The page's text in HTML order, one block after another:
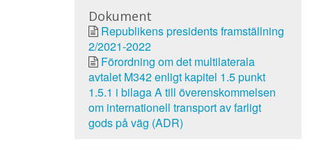
Dokument
Republikens presidents framställning
2/2021-2022
Förordning om det multilaterala
avtalet M342 enligt kapitel 1.5 punkt
1.5.1 i bilaga A till överenskommelsen
om internationell transport av farligt
gods på väg (ADR)